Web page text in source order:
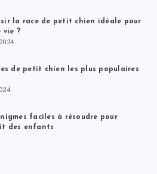
la race de petit chien idéale pour
vie ?
de petit chien les plus populaires
faciles à résoudre pour
des enfants